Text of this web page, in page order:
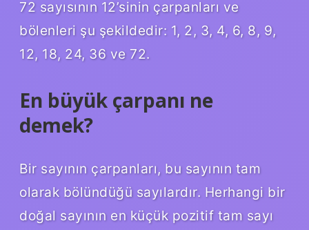
72 sayısının 12’sinin çarpanları ve
bölenleri şu şekildedir: 1, 2, 3, 4, 6, 8, 9,
12, 18, 24, 36 ve 72.
En büyük çarpanı ne
demek?
Bir sayının çarpanları, bu sayının tam
olarak bölündüğü sayılardır. Herhangi bir
doğal sayının en küçük pozitif tam sayı